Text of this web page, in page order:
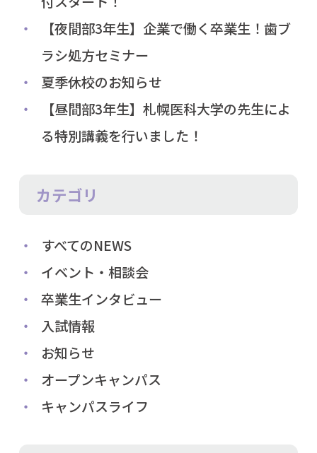
【夜間部3年生】企業で働く卒業生！歯ブ
ラシ処方セミナー
夏季休校のお知らせ
【昼間部3年生】札幌医科大学の先生によ
る特別講義を行いました！
カテゴリ
すべてのNEWS
イベント・相談会
卒業生インタビュー
入試情報
お知らせ
オープンキャンパス
キャンパスライフ